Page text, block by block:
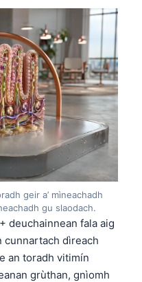
geir a’ mìneachadh
gu slaodach.
deuchainnean fala aig
cunnartach dìreach
an toradh vitimín
grùthan, gnìomh